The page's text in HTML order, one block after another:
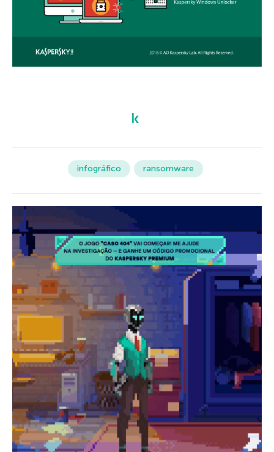
infográfico ransomware